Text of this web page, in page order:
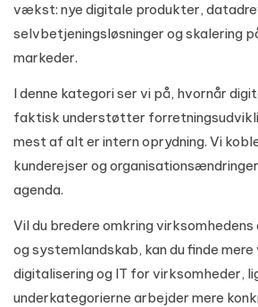
vækst: nye digitale produkter,
selvbetjeningsløsninger og skalering
markeder.
I denne kategori ser vi på, hvornår
faktisk understøtter
mest af alt er intern oprydning. Vi
kunderejser og
agenda.
Vil du bredere omkring
og systemlandskab, kan du finde mere
digitalisering og IT for virksomheder,
underkategorierne arbejder mere